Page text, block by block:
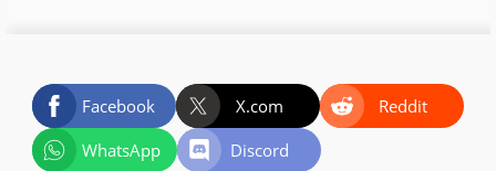
Facebook X.com
Reddit
WhatsApp
Discord